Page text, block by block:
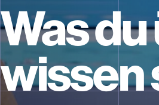
Was
wissen